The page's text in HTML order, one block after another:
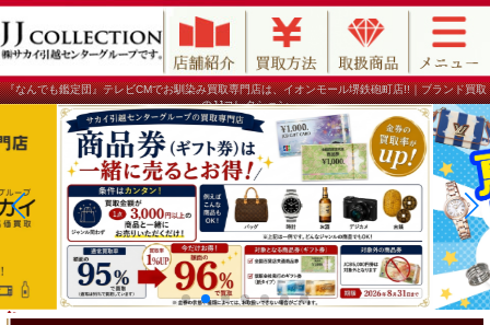
『なんでも鑑定団』テレビCMでお馴染み買取専門店は、イオンモール堺鉄砲町店!!｜ブランド買取
のJJコレクション